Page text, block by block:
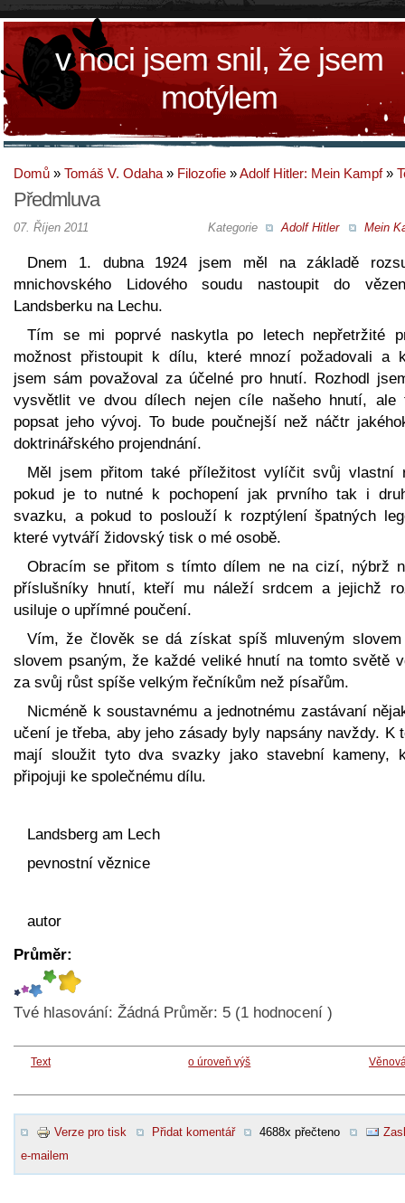
v noci jsem snil, že jsem
motýlem
Domů » Tomáš V. Odaha » Filozofie »Adolf Hitler: Mein Kampf»
Předmluva
Kategorie Adolf Hitler Mein
07. Říjen 2011
Dnem 1. dubna 1924 jsem měl na základě
mnichovského Lidového soudu nastoupit do
Landsberku na Lechu.
Tím se mi poprvé naskytla po letech nepřetržité
možnost přistoupit k dílu, které mnozí požadovali a
jsem sám považoval za účelné pro hnutí. Rozhodl
vysvětlit ve dvou dílech nejen cíle našeho hnutí, ale
popsat jeho vývoj. To bude poučnejší než náčtr
doktrinářského projendnání.
Měl jsem přitom také příležitost vylíčit svůj vlastní
pokud je to nutné k pochopení jak prvního tak i
svazku, a pokud to poslouží k rozptýlení špatných
které vytváří židovský tisk o mé osobě.
Obracím se přitom s tímto dílem ne na cizí, nýbrž
příslušníky hnutí, kteří mu náleží srdcem a jejichž
usiluje o upřímné poučení.
Vím, že člověk se dá získat spíš mluveným slovem
slovem psaným, že každé veliké hnutí na tomto světě
za svůj růst spíše velkým řečníkům než písařům.
Nicméně k soustavnému a jednotnému zastávaní
učení je třeba, aby jeho zásady byly napsány navždy. K
mají sloužit tyto dva svazky jako stavební kameny,
připojuji ke společnému dílu.
Landsberg am Lech
pevnostní věznice
autor
Průměr:
Tvé hlasování: Žádná Průměr: 5 (1 hodnocení )
Text o úroveň výš
Verze pro tisk Přidat komentář 4688x přečteno
e-mailem